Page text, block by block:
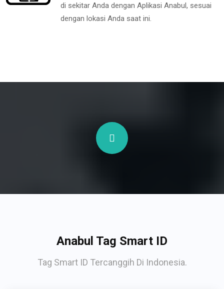
di sekitar Anda dengan Aplikasi Anabul, sesuai
dengan lokasi Anda saat ini.
Anabul Tag Smart ID
Tag Smart ID Tercanggih Di Indonesia.